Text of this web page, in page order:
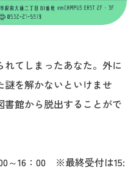
てしまったあなた。外に
を解かないといけませ
館から脱出することがで
～16：00 ※最終受付は15: